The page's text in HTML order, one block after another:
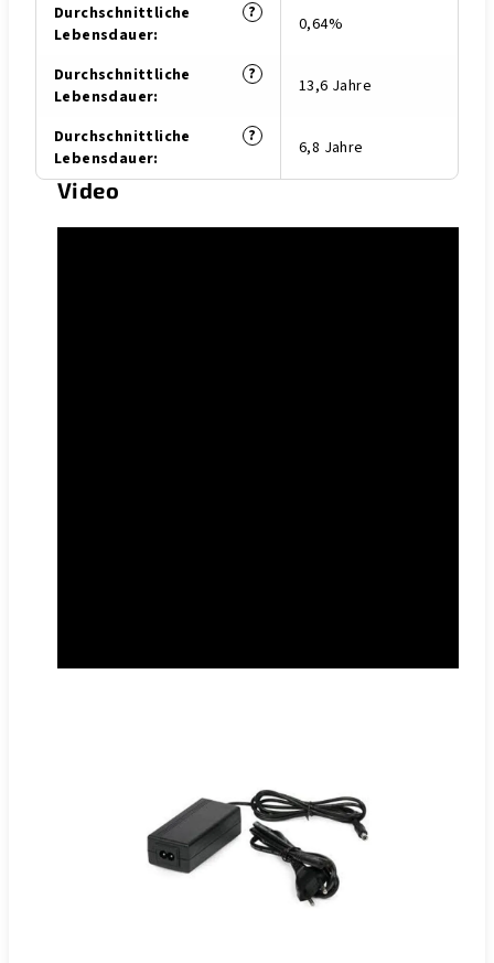
?
Durchschnittliche
Lebensdauer: 0,64%
?
Durchschnittliche
Lebensdauer: 13,6 Jahre
?
Durchschnittliche
Lebensdauer: 6,8 Jahre
Video